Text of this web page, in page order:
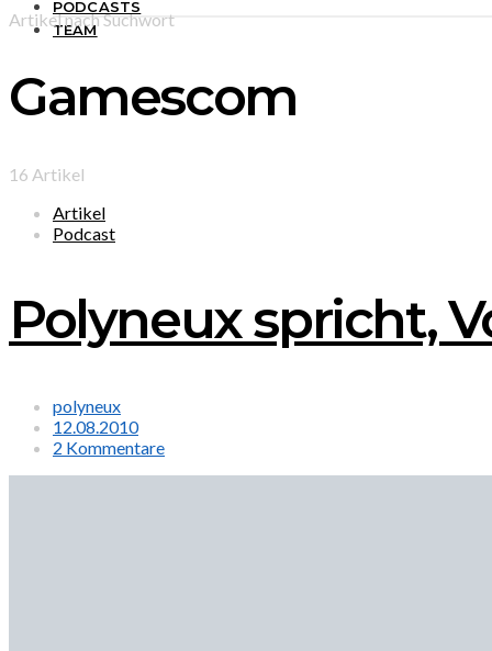
PODCASTS
TEAM
Artikel nach Suchwort
Gamescom
16 Artikel
Artikel
Podcast
Polyneux spricht,
polyneux
12.08.2010
2 Kommentare